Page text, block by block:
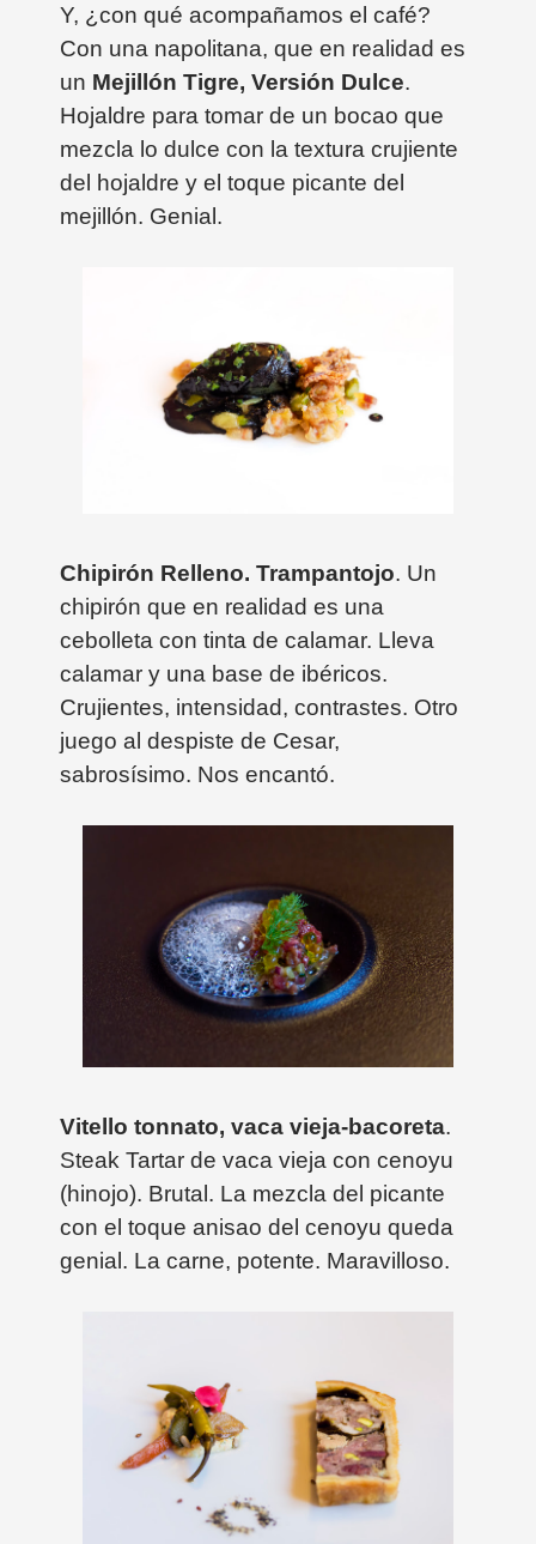
Y, ¿con qué acompañamos el café?
Con una napolitana, que en realidad es
un Mejillón Tigre, Versión Dulce.
Hojaldre para tomar de un bocao que
mezcla lo dulce con la textura crujiente
del hojaldre y el toque picante del
mejillón. Genial.
Chipirón Relleno. Trampantojo. Un
chipirón que en realidad es una
cebolleta con tinta de calamar. Lleva
calamar y una base de ibéricos.
Crujientes, intensidad, contrastes. Otro
juego al despiste de Cesar,
sabrosísimo. Nos encantó.
Vitello tonnato, vaca vieja-bacoreta.
Steak Tartar de vaca vieja con cenoyu
(hinojo). Brutal. La mezcla del picante
con el toque anisao del cenoyu queda
genial. La carne, potente. Maravilloso.